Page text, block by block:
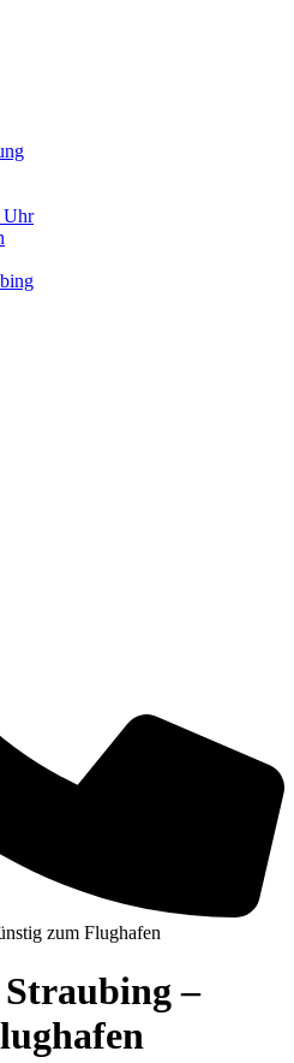
Uhr
–